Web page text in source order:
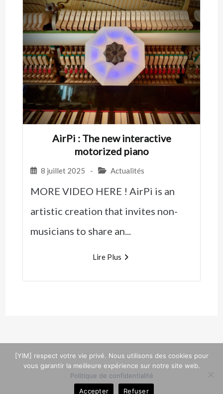
AirPi : The new interactive
motorized piano
8 juillet 2025 - Actualités
MORE VIDEO HERE ! AirPi is an
artistic creation that invites non-
musicians to share an...
Lire Plus
Copyright © 2026 Your Interactive Music
[YIM] respect votre vie privé. Nous utilisons des cookies pour
vous garantir la meilleure expérience sur notre site web.
Politique de confidentialité
Accepter
Refuser